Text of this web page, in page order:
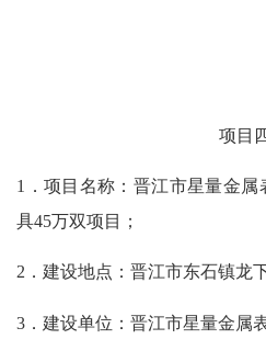
项 目
1．项目名称：晋江市星量金
具45万双项目；
2．建设地点：晋江市东石镇龙
3．建设单位：晋江市星量金属